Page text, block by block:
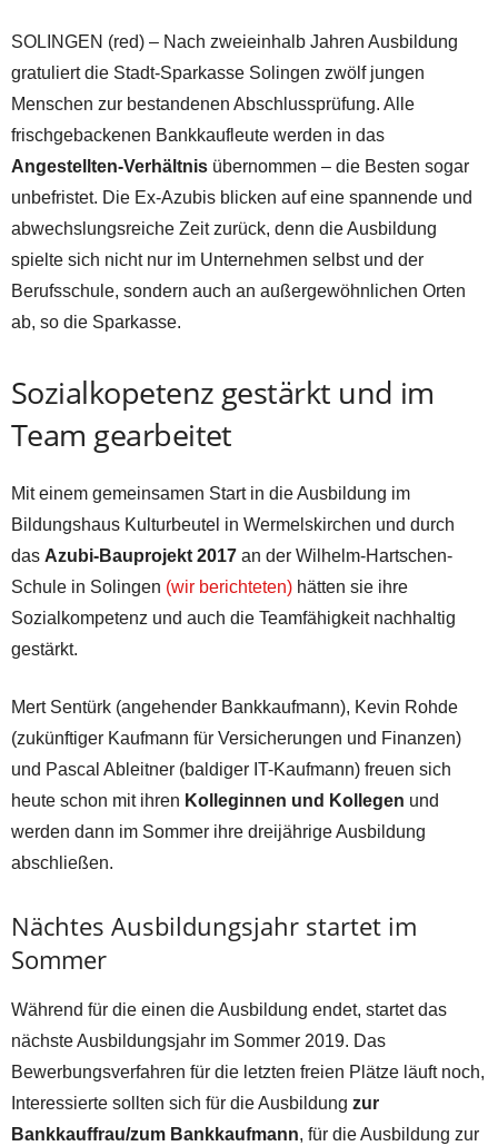
SOLINGEN (red) – Nach zweieinhalb Jahren Ausbildung
gratuliert die Stadt-Sparkasse Solingen zwölf jungen
Menschen zur bestandenen Abschlussprüfung. Alle
frischgebackenen Bankkaufleute werden in das
Angestellten-Verhältnis übernommen – die Besten sogar
unbefristet. Die Ex-Azubis blicken auf eine spannende und
abwechslungsreiche Zeit zurück, denn die Ausbildung
spielte sich nicht nur im Unternehmen selbst und der
Berufsschule, sondern auch an außergewöhnlichen Orten
ab, so die Sparkasse.
Sozialkopetenz gestärkt und im
Team gearbeitet
Mit einem gemeinsamen Start in die Ausbildung im
Bildungshaus Kulturbeutel in Wermelskirchen und durch
das Azubi-Bauprojekt 2017 an der Wilhelm-Hartschen-
Schule in Solingen (wir berichteten) hätten sie ihre
Sozialkompetenz und auch die Teamfähigkeit nachhaltig
gestärkt.
Mert Sentürk (angehender Bankkaufmann), Kevin Rohde
(zukünftiger Kaufmann für Versicherungen und Finanzen)
und Pascal Ableitner (baldiger IT-Kaufmann) freuen sich
heute schon mit ihren Kolleginnen und Kollegen und
werden dann im Sommer ihre dreijährige Ausbildung
abschließen.
Nächtes Ausbildungsjahr startet im
Sommer
Während für die einen die Ausbildung endet, startet das
nächste Ausbildungsjahr im Sommer 2019. Das
Bewerbungsverfahren für die letzten freien Plätze läuft noch,
Interessierte sollten sich für die Ausbildung zur
Bankkauffrau/zum Bankkaufmann, für die Ausbildung zur